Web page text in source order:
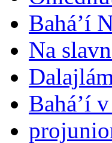
Bahá’í
Na
Bahá’í